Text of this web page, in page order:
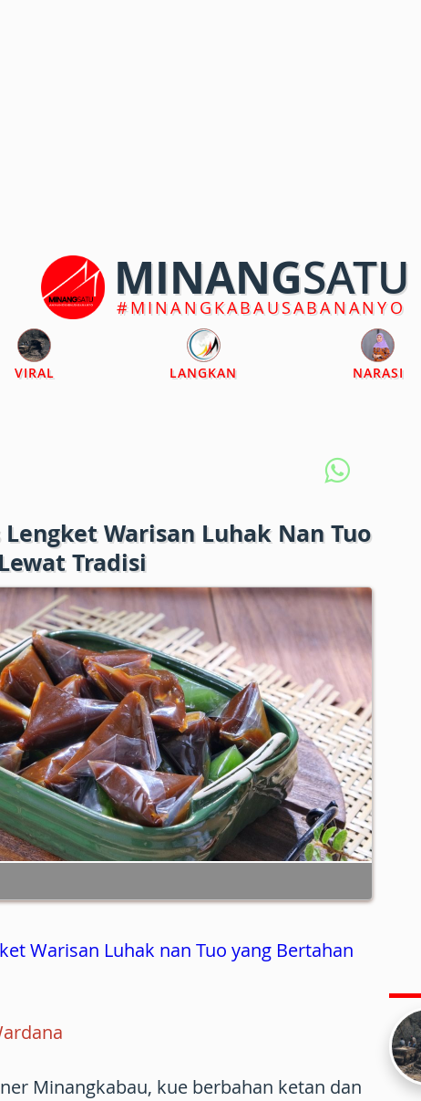
MINANGSATU
#MINANGKABAUSABANANYO
VIRAL LANGKAN NARASI
Warisan Luhak Nan Tuo
Tradisi
Warisan Luhak nan Tuo yang Bertahan
Minangkabau, kue berbahan ketan dan